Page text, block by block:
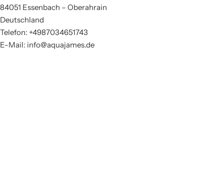
84051 Essenbach – Oberahrain
Deutschland
Telefon: +4987034651743
E-Mail: info@aquajames.de